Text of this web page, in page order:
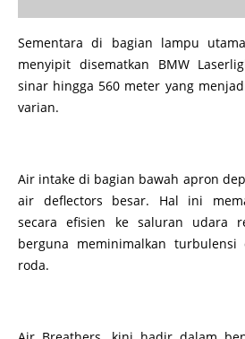
Sementara di bagian lampu
menyipit disematkan BMW
sinar hingga 560 meter yang
varian.
Air intake di bagian bawah apron
air deflectors besar. Hal ini
secara efisien ke saluran udara
berguna meminimalkan
roda.